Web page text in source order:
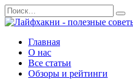
Перейти
к
содержанию
Search
for:
Главная
О нас
Все статьи
Обзоры и рейтинги